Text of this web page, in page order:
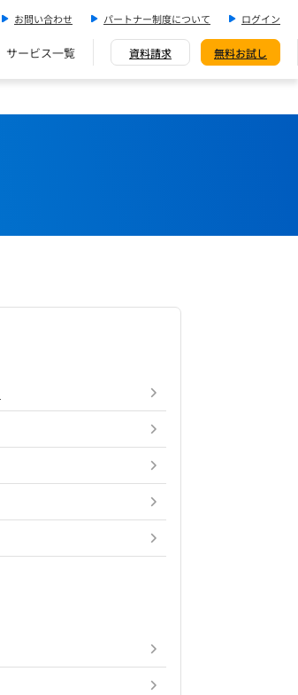
お問い合わせ パートナー制度について ログイン
サービス一覧 資料請求 無料お試し